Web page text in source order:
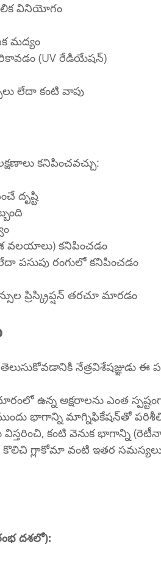
వినియోగం
మద్యం
(UV రేడియేషన్)
లేదా కంటి వాపు
కనిపించవచ్చు:
దృష్టి
వలయాలు) కనిపించడం
పసుపు రంగులో కనిపించడం
ప్రిస్క్రిప్షన్ తరచూ మారడం
నేత్రవిశేషజ్ఞుడు ఈ
ఉన్న అక్షరాలను ఎంత
స్లిట్ లాంప్ పరీక్ష –
విస్తరించి, కంటి వెనుక భాగాన్ని
కొలిచి గ్లాకోమా వంటి ఇతర
దశలో):